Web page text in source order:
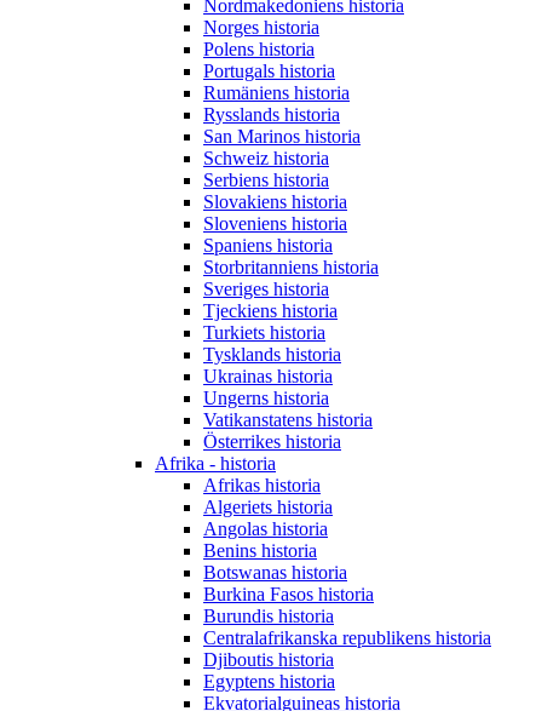
Nordmakedoniens historia
Norges historia
Polens historia
Portugals historia
Rumäniens historia
Rysslands historia
San Marinos historia
Schweiz historia
Serbiens historia
Slovakiens historia
Sloveniens historia
Spaniens historia
Storbritanniens historia
Sveriges historia
Tjeckiens historia
Turkiets historia
Tysklands historia
Ukrainas historia
Ungerns historia
Vatikanstatens historia
Österrikes historia
Afrika - historia
Afrikas historia
Algeriets historia
Angolas historia
Benins historia
Botswanas historia
Burkina Fasos historia
Burundis historia
Centralafrikanska republikens historia
Djiboutis historia
Egyptens historia
Ekvatorialguineas historia